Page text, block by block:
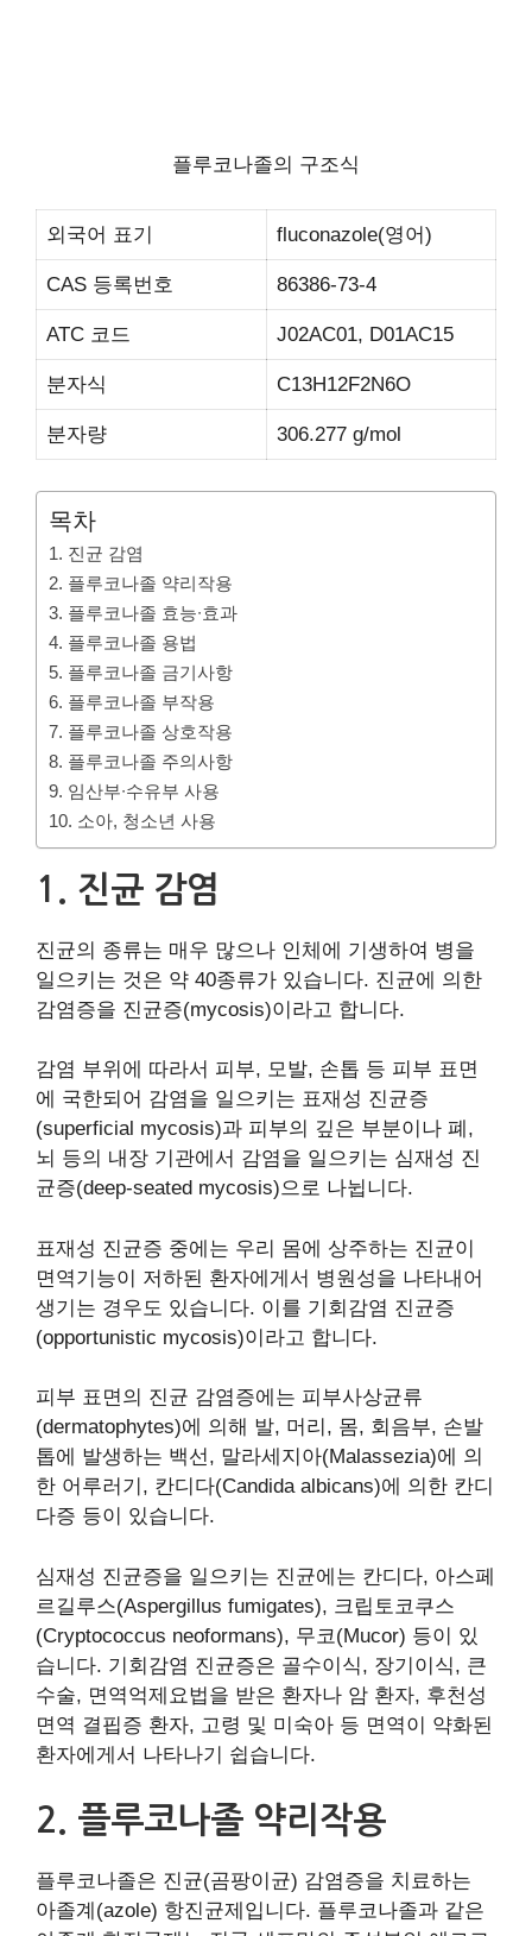
플루코나졸의 구조식
외국어 표기 fluconazole(영어)
CAS 등록번호 86386-73-4
ATC 코드 J02AC01, D01AC15
분자식 C13H12F2N6O
분자량 306.277 g/mol
목차
1. 진균 감염
2. 플루코나졸 약리작용
3. 플루코나졸 효능∙효과
4. 플루코나졸 용법
5. 플루코나졸 금기사항
6. 플루코나졸 부작용
7. 플루코나졸 상호작용
8. 플루코나졸 주의사항
9. 임산부∙수유부 사용
10. 소아, 청소년 사용
1. 진균 감염
진균의 종류는 매우 많으나 인체에 기생하여 병을
일으키는 것은 약 40종류가 있습니다. 진균에 의한
감염증을 진균증(mycosis)이라고 합니다.
감염 부위에 따라서 피부, 모발, 손톱 등 피부 표면
에 국한되어 감염을 일으키는 표재성 진균증
(superficial mycosis)과 피부의 깊은 부분이나 폐,
뇌 등의 내장 기관에서 감염을 일으키는 심재성 진
균증(deep-seated mycosis)으로 나뉩니다.
표재성 진균증 중에는 우리 몸에 상주하는 진균이
면역기능이 저하된 환자에게서 병원성을 나타내어
생기는 경우도 있습니다. 이를 기회감염 진균증
(opportunistic mycosis)이라고 합니다.
피부 표면의 진균 감염증에는 피부사상균류
(dermatophytes)에 의해 발, 머리, 몸, 회음부, 손발
톱에 발생하는 백선, 말라세지아(Malassezia)에 의
한 어루러기, 칸디다(Candida albicans)에 의한 칸디
다증 등이 있습니다.
심재성 진균증을 일으키는 진균에는 칸디다, 아스페
르길루스(Aspergillus fumigates), 크립토코쿠스
(Cryptococcus neoformans), 무코(Mucor) 등이 있
습니다. 기회감염 진균증은 골수이식, 장기이식, 큰
수술, 면역억제요법을 받은 환자나 암 환자, 후천성
면역 결핍증 환자, 고령 및 미숙아 등 면역이 약화된
환자에게서 나타나기 쉽습니다.
2. 플루코나졸 약리작용
플루코나졸은 진균(곰팡이균) 감염증을 치료하는
아졸계(azole) 항진균제입니다. 플루코나졸과 같은